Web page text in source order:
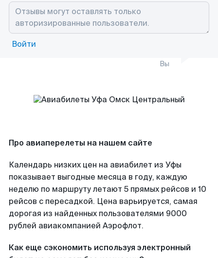
Войти
Вы
Про авиаперелеты на нашем сайте
Календарь низких цен на авиабилет из Уфы
показывает выгодные месяца в году, каждую
неделю по маршруту летают 5 прямых рейсов и 10
рейсов с пересадкой. Цена варьируется, самая
дорогая из найденных пользователями 9000
рублей авиакомпанией Аэрофлот.
Как еще сэкономить используя электронный